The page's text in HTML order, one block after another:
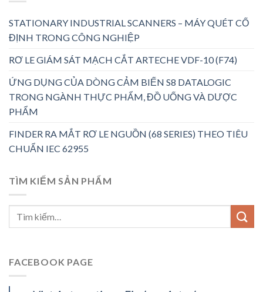
STATIONARY INDUSTRIAL SCANNERS – MÁY QUÉT CỐ
ĐỊNH TRONG CÔNG NGHIỆP
RƠ LE GIÁM SÁT MẠCH CẮT ARTECHE VDF-10 (F74)
ỨNG DỤNG CỦA DÒNG CẢM BIẾN S8 DATALOGIC
TRONG NGÀNH THỰC PHẨM, ĐỒ UỐNG VÀ DƯỢC
PHẨM
FINDER RA MẮT RƠ LE NGUỒN (68 SERIES) THEO TIÊU
CHUẨN IEC 62955
TÌM KIẾM SẢN PHẨM
FACEBOOK PAGE